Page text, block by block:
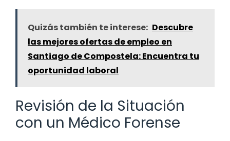
Quizás también te interese: Descubre
las mejores ofertas de empleo en
Santiago de Compostela: Encuentra tu
oportunidad laboral
Revisión de la Situación
con un Médico Forense